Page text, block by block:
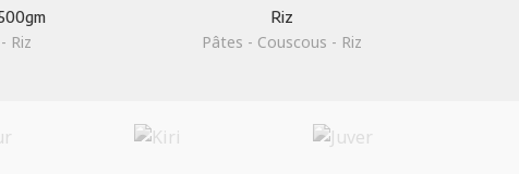
Riz
Riz
Pâtes - Couscous - Riz